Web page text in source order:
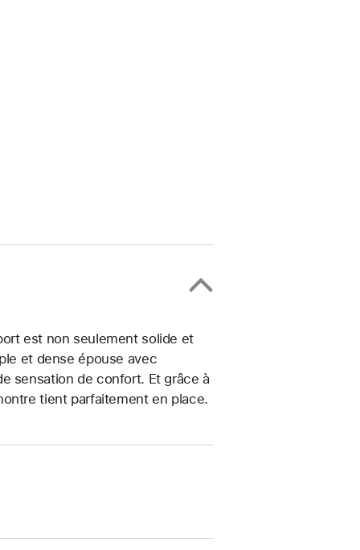
est non seulement solide et
et dense épouse avec
sensation de confort. Et grâce à
tient parfaitement en place.